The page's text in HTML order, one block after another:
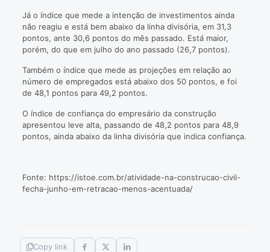
Já o índice que mede a intenção de investimentos ainda
não reagiu e está bem abaixo da linha divisória, em 31,3
pontos, ante 30,6 pontos do mês passado. Está maior,
porém, do que em julho do ano passado (26,7 pontos).
Também o índice que mede as projeções em relação ao
número de empregados está abaixo dos 50 pontos, e foi
de 48,1 pontos para 49,2 pontos.
O índice de confiança do empresário da construção
apresentou leve alta, passando de 48,2 pontos para 48,9
pontos, ainda abaixo da linha divisória que indica confiança.
Fonte: https://istoe.com.br/atividade-na-construcao-civil-
fecha-junho-em-retracao-menos-acentuada/
Copy link